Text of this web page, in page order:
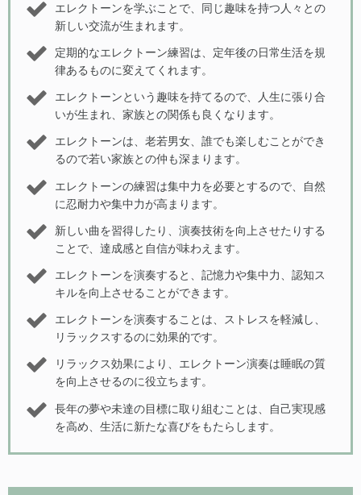
エレクトーンを学ぶことで、同じ趣味を持つ人々との
新しい交流が生まれます。
定期的なエレクトーン練習は、定年後の日常生活を規
律あるものに変えてくれます。
エレクトーンという趣味を持てるので、人生に張り合
いが生まれ、家族との関係も良くなります。
エレクトーンは、老若男女、誰でも楽しむことができ
るので若い家族との仲も深まります。
エレクトーンの練習は集中力を必要とするので、自然
に忍耐力や集中力が高まります。
新しい曲を習得したり、演奏技術を向上させたりする
ことで、達成感と自信が味わえます。
エレクトーンを演奏すると、記憶力や集中力、認知ス
キルを向上させることができます。
エレクトーンを演奏することは、ストレスを軽減し、
リラックスするのに効果的です。
リラックス効果により、エレクトーン演奏は睡眠の質
を向上させるのに役立ちます。
長年の夢や未達の目標に取り組むことは、自己実現感
を高め、生活に新たな喜びをもたらします。